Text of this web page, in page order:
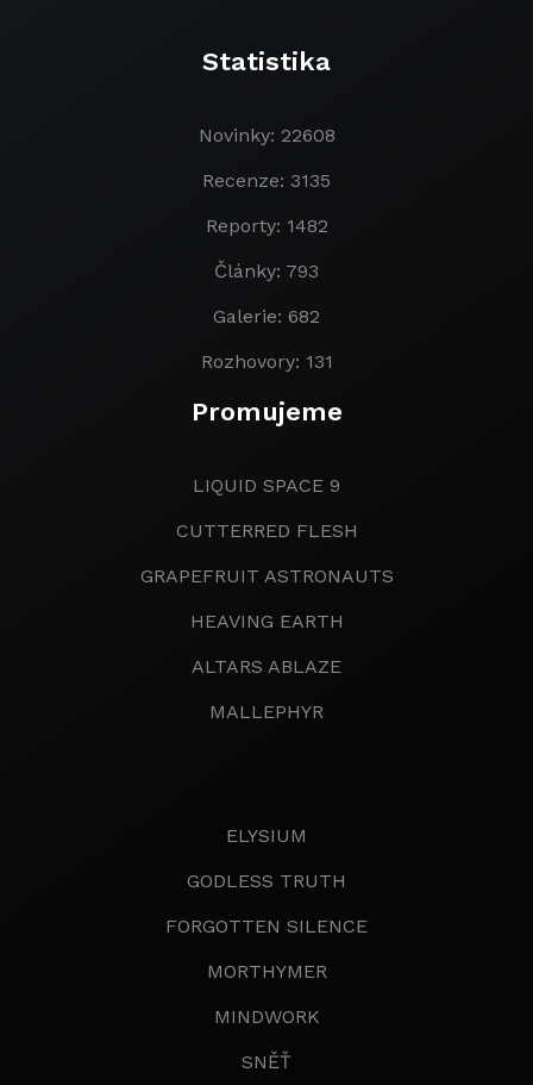
Statistika
Novinky: 22608
Recenze: 3135
Reporty: 1482
Články: 793
Galerie: 682
Rozhovory: 131
Promujeme
LIQUID SPACE 9
CUTTERRED FLESH
GRAPEFRUIT ASTRONAUTS
HEAVING EARTH
ALTARS ABLAZE
MALLEPHYR
ELYSIUM
GODLESS TRUTH
FORGOTTEN SILENCE
MORTHYMER
MINDWORK
SNĚŤ